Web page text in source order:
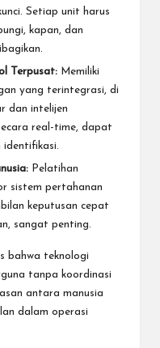
Setiap unit harus
kapan, dan
Terpusat: Memiliki
yang terintegrasi, di
dan intelijen
real-time, dapat
identifikasi.
Pelatihan
sistem pertahanan
keputusan cepat
sangat penting.
bahwa teknologi
tanpa koordinasi
antara manusia
dalam operasi